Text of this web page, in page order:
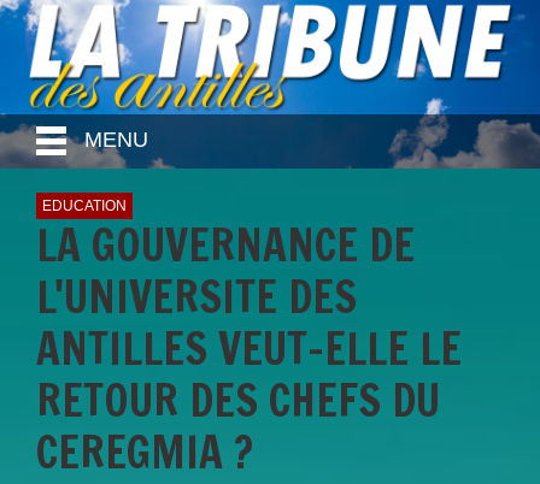
MENU
EDUCATION
LA GOUVERNANCE DE
L'UNIVERSITE DES
ANTILLES VEUT-ELLE LE
RETOUR DES CHEFS DU
CEREGMIA ?